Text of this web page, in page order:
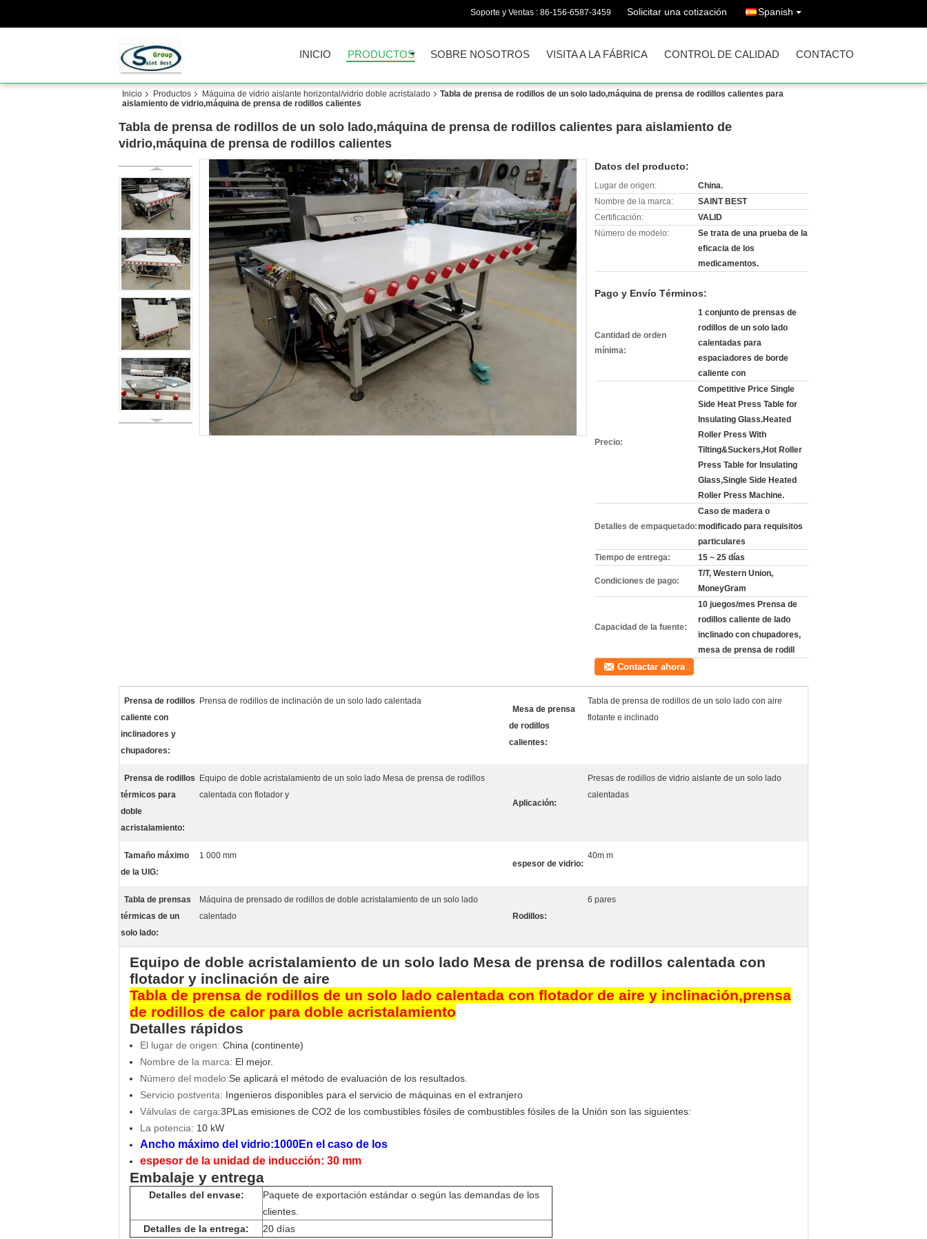
Soporte y Ventas : 86-156-6587-3459 Solicitar una cotización Spanish
INICIO PRODUCTOS SOBRE NOSOTROS VISITA A LA FÁBRICA CONTROL DE CALIDAD CONTACTO
Inicio Productos Máquina de vidrio aislante horizontal/vidrio doble acristalado
Tabla de prensa de rodillos de un solo lado,máquina de prensa de rodillos calientes para
aislamiento de vidrio,máquina de prensa de rodillos calientes
Tabla de prensa de rodillos de un solo lado,máquina de prensa de rodillos calientes para aislamiento de
vidrio,máquina de prensa de rodillos calientes
Datos del producto:
Lugar de origen:
China.
Nombre de la marca:
SAINT BEST
Certificación:
VALID
Número de modelo:
Se trata de una prueba de la
eficacia de los
medicamentos.
Pago y Envío Términos:
Cantidad de orden
mínima:
1 conjunto de prensas de
rodillos de un solo lado
calentadas para
espaciadores de borde
caliente con
Precio:
Competitive Price Single
Side Heat Press Table for
Insulating Glass.Heated
Roller Press With
Tilting&Suckers,Hot Roller
Press Table for Insulating
Glass,Single Side Heated
Roller Press Machine.
Detalles de empaquetado:
Caso de madera o
modificado para requisitos
particulares
Tiempo de entrega:
15 ~ 25 días
Condiciones de pago:
T/T, Western Union,
MoneyGram
Capacidad de la fuente:
10 juegos/mes Prensa de
rodillos caliente de lado
inclinado con chupadores,
mesa de prensa de rodill
Contactar ahora
Prensa de rodillos
caliente con
inclinadores y
chupadores:
Prensa de rodillos de inclinación de un solo lado calentada
Mesa de prensa
de rodillos
calientes:
Tabla de prensa de rodillos de un solo lado con aire
flotante e inclinado
Prensa de rodillos
térmicos para
doble
acristalamiento:
Equipo de doble acristalamiento de un solo lado Mesa de prensa de rodillos
calentada con flotador y
Aplicación:
Presas de rodillos de vidrio aislante de un solo lado
calentadas
Tamaño máximo
de la UIG:
1 000 mm
espesor de vidrio:
40m m
Tabla de prensas
térmicas de un
solo lado:
Máquina de prensado de rodillos de doble acristalamiento de un solo lado
calentado
Rodillos:
6 pares
Equipo de doble acristalamiento de un solo lado Mesa de prensa de rodillos calentada con
flotador y inclinación de aire
Tabla de prensa de rodillos de un solo lado calentada con flotador de aire y inclinación,prensa
de rodillos de calor para doble acristalamiento
Detalles rápidos
El lugar de origen: China (continente)
Nombre de la marca: El mejor.
Número del modelo:Se aplicará el método de evaluación de los resultados.
Servicio postventa: Ingenieros disponibles para el servicio de máquinas en el extranjero
Válvulas de carga:3PLas emisiones de CO2 de los combustibles fósiles de combustibles fósiles de la Unión son las siguientes:
La potencia: 10 kW
Ancho máximo del vidrio:1000En el caso de los
espesor de la unidad de inducción: 30 mm
Embalaje y entrega
Detalles del envase:
Paquete de exportación estándar o según las demandas de los
clientes.
Detalles de la entrega:
20 días